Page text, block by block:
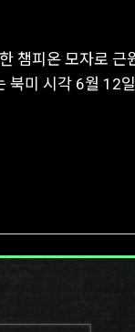
챔피온 모자로 근
북미 시각 6월 12